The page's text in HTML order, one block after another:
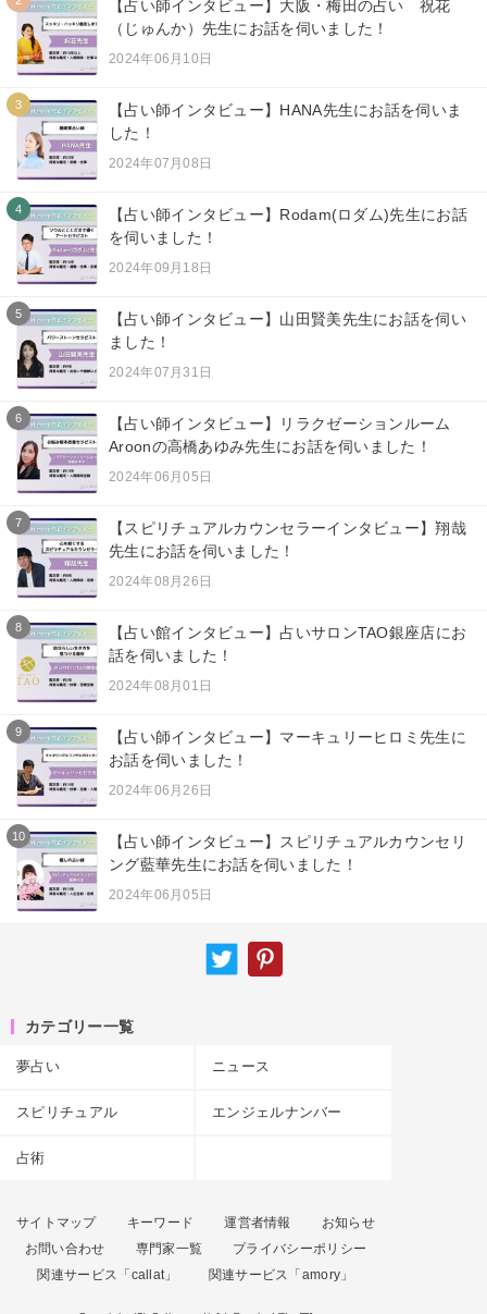
【占い師インタビュー】大阪・梅田の占い 祝花
（じゅんか）先生にお話を伺いました！
2024年06月10日
3
【占い師インタビュー】HANA先生にお話を伺いま
した！
2024年07月08日
4
【占い師インタビュー】Rodam(ロダム)先生にお話
を伺いました！
2024年09月18日
5
【占い師インタビュー】山田賢美先生にお話を伺い
ました！
2024年07月31日
6
【占い師インタビュー】リラクゼーションルーム
Aroonの高橋あゆみ先生にお話を伺いました！
2024年06月05日
7
【スピリチュアルカウンセラーインタビュー】翔哉
先生にお話を伺いました！
2024年08月26日
8
【占い館インタビュー】占いサロンTAO銀座店にお
話を伺いました！
2024年08月01日
9
【占い師インタビュー】マーキュリーヒロミ先生に
お話を伺いました！
2024年06月26日
10
【占い師インタビュー】スピリチュアルカウンセリ
ング藍華先生にお話を伺いました！
2024年06月05日
カテゴリー一覧
夢占い ニュース
スピリチュアル エンジェルナンバー
占術
サイトマップ キーワード 運営者情報
お知らせ
お問い合わせ
専門家一覧
プライバシーポリシー
関連サービス「callat」
関連サービス「amory」